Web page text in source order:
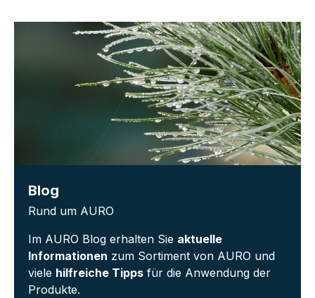
Blog
Rund um AURO
Im AURO Blog erhalten Sie aktuelle
Informationen zum Sortiment von AURO und
viele hilfreiche Tipps für die Anwendung der
Produkte.